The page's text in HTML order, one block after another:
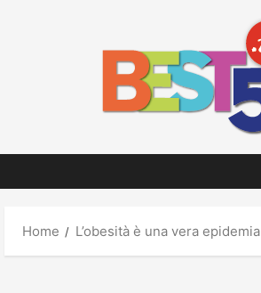
Home L’obesità è una vera epidemia